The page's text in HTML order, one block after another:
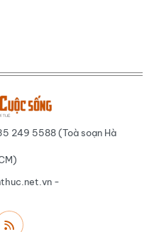
249 5588 (Toà soạn Hà
-